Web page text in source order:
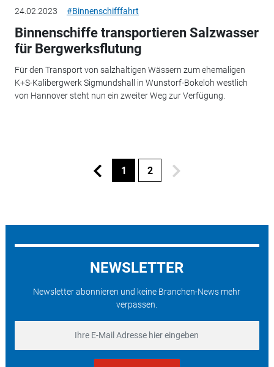
24.02.2023 #Binnenschifffahrt
Binnenschiffe transportieren Salzwasser
für Bergwerksflutung
Für den Transport von salzhaltigen Wässern zum ehemaligen
K+S-Kalibergwerk Sigmundshall in Wunstorf-Bokeloh westlich
von Hannover steht nun ein zweiter Weg zur Verfügung.
1 2
NEWSLETTER
Newsletter abonnieren und keine Branchen-News mehr
verpassen.